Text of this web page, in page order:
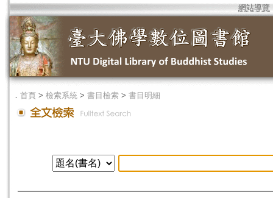
網站導覽
． 首頁 > 檢索系統 > 書目檢索 > 書目明細